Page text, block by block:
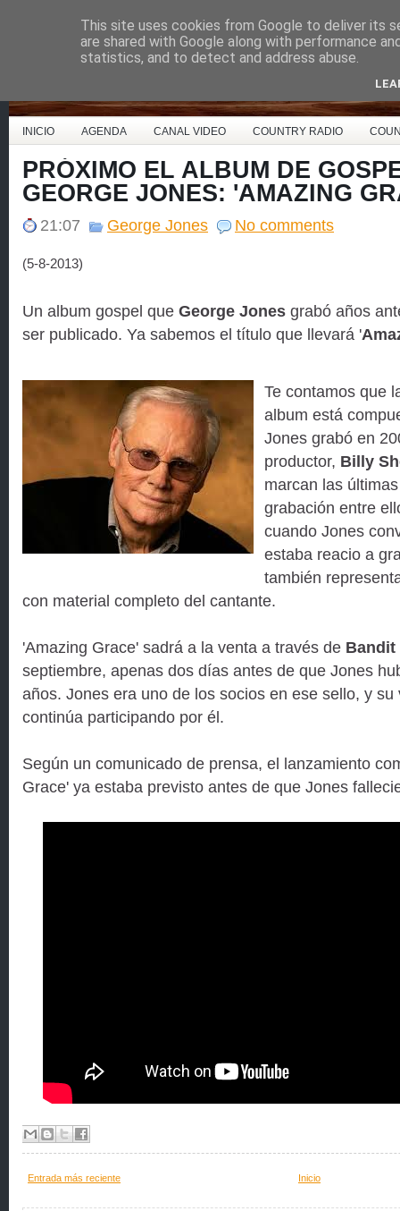
Country Music España
INICIO AGENDA CANAL VIDEO COUNTRY RADIO
PRÓXIMO EL ALBUM DE
GEORGE JONES: 'AMAZING
21:07 George Jones No comments
(5-8-2013)
Un album gospel que George Jones grabó años
ser publicado. Ya sabemos el título que llevará '
Te contamos que
album está
Jones grabó en
productor, Billy
marcan las
grabación entre
cuando Jones
estaba reacio a
también
con material completo del cantante.
'Amazing Grace' sadrá a la venta a través de Bandit
septiembre, apenas dos días antes de que Jones
años. Jones era uno de los socios en ese sello, y
continúa participando por él.
Según un comunicado de prensa, el lanzamiento
Grace' ya estaba previsto antes de que Jones
Entrada más reciente Inicio
This site uses cookies from Google to deliver its
are shared with Google along with performance
statistics, and to detect and address abuse.